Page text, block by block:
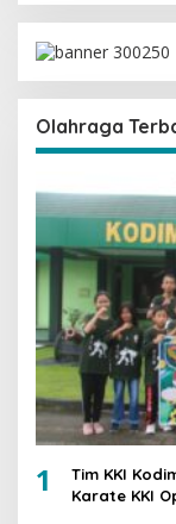
Olahraga
1
Tim KKI
Karate KKI